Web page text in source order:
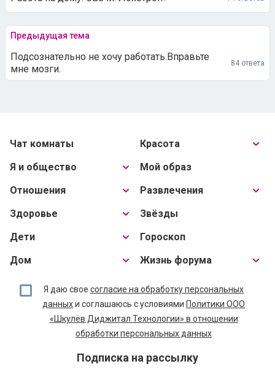
Предыдущая тема
Подсознательно не хочу работать.Вправьте
мне мозги.
84 ответа
Чат комнаты
Я и общество
Отношения
Здоровье
Дети
Дом
Красота
Мой образ
Развлечения
Звёзды
Гороскоп
Жизнь форума
Я даю свое согласие на обработку персональных
данныхи соглашаюсь с условиями Политики ООО
«Шкулёв Диджитал Технологии» в отношении
обработки персональных данных
Подписка на рассылку